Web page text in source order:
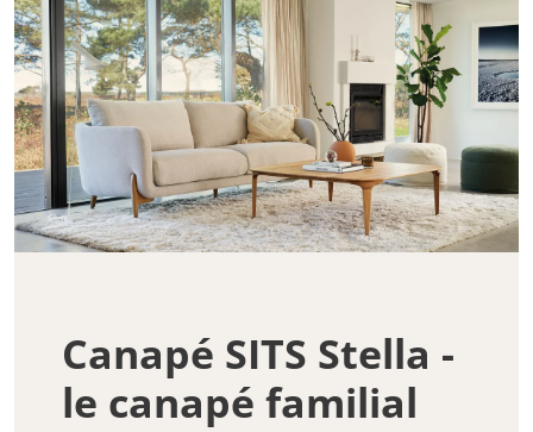
Canapé SITS Stella -
le canapé familial